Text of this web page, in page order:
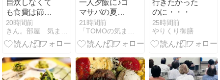
自炊しなくて
も食費は節約
できる！忙し
い一人暮らし
におすすめの
20時間前
一人夕飯に♪ゴ
マサバの夏野
菜のアクアパ
ッツァ
21時間前
行きたかった
のに・・・
25時間前
やりくり御膳